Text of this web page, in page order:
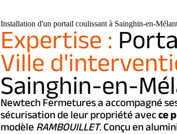
Installation d'un portail coulissant à Sainghin-en-
Expertise :
Ville
Sainghin-en-
Newtech Fermetures a accompagné
sécurisation de leur propriété avecce
modèle RAMBOUILLET. Conçu en